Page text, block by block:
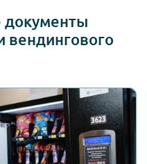
документы
вендингового